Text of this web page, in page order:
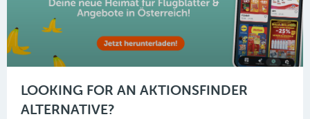
LOOKING FOR AN AKTIONSFINDER
ALTERNATIVE?